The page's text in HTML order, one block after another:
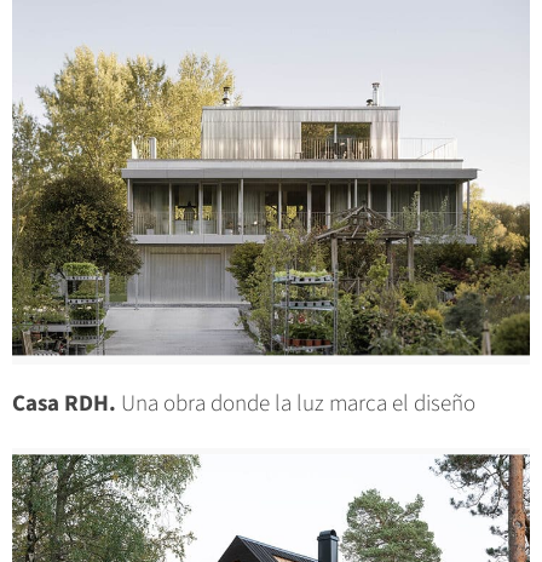
Casa RDH. Una obra donde la luz marca el diseño